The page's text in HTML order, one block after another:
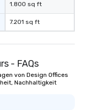
1.800 sq ft
7.201 sq ft
- FAQs
von Design Offices
Nachhaltigkeit